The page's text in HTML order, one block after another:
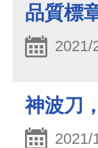
品質標
2021/
神波刀
2021/